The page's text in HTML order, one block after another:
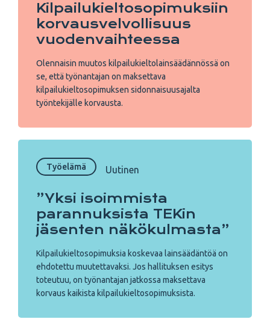
Kilpailukielto­sopimuksiin
korvaus­velvollisuus
vuoden­vaihteessa
Olennaisin muutos kilpailukieltolainsäädännössä on
se, että työnantajan on maksettava
kilpailukieltosopimuksen sidonnaisuusajalta
työntekijälle korvausta.
Työelämä Uutinen
”Yksi isoimmista
parannuksista TEKin
jäsenten näkökulmasta”
Kilpailukieltosopimuksia koskevaa lainsäädäntöä on
ehdotettu muutettavaksi. Jos hallituksen esitys
toteutuu, on työnantajan jatkossa maksettava
korvaus kaikista kilpailukieltosopimuksista.